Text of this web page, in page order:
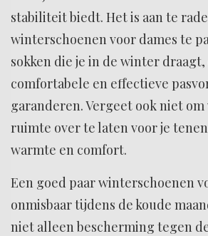
stabiliteit biedt. Het is aan te
winterschoenen voor dames te
sokken die je in de winter
comfortabele en effectieve
garanderen. Vergeet ook niet
ruimte over te laten voor je
warmte en comfort.
Een goed paar winterschoenen
onmisbaar tijdens de koude
niet alleen bescherming tegen